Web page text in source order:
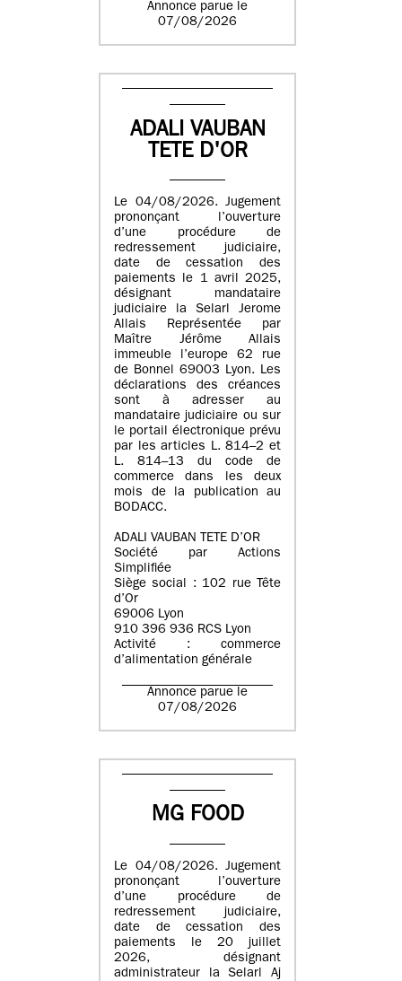
Annonce parue le
07/08/2026
ADALI VAUBAN
TETE D'OR
Le 04/08/2026. Jugement
prononçant l’ouverture
d’une procédure de
redressement judiciaire,
date de cessation des
paiements le 1 avril 2025,
désignant mandataire
judiciaire la Selarl Jerome
Allais Représentée par
Maître Jérôme Allais
immeuble l’europe 62 rue
de Bonnel 69003 Lyon. Les
déclarations des créances
sont à adresser au
mandataire judiciaire ou sur
le portail électronique prévu
par les articles L. 814–2 et
L. 814–13 du code de
commerce dans les deux
mois de la publication au
BODACC.
ADALI VAUBAN TETE D’OR
Société par Actions
Simplifiée
Siège social : 102 rue Tête
d’Or
69006 Lyon
910 396 936 RCS Lyon
Activité : commerce
d’alimentation générale
Annonce parue le
07/08/2026
MG FOOD
Le 04/08/2026. Jugement
prononçant l’ouverture
d’une procédure de
redressement judiciaire,
date de cessation des
paiements le 20 juillet
2026, désignant
administrateur la Selarl Aj